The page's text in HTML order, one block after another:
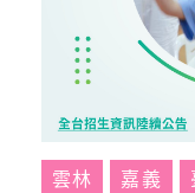
雲林 嘉義